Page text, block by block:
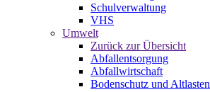
Schulverwaltung
VHS
Umwelt
Zurück zur Übersicht
Abfallentsorgung
Abfallwirtschaft
Bodenschutz und Altlasten